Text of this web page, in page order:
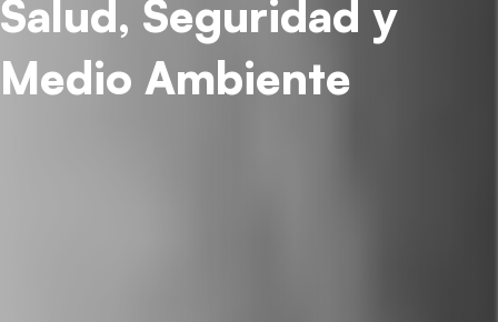
Salud, Seguridad y
Medio Ambiente